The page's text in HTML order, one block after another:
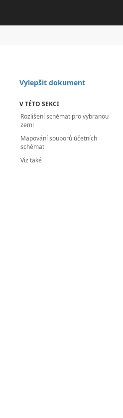
Vylepšit dokument
V TÉTO SEKCI
Rozlišení schémat pro vybranou
zemi
Mapování souborů účetních
schémat
Viz také